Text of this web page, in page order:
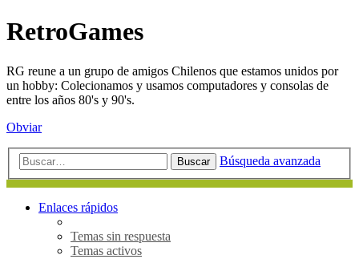
RetroGames
RG reune a un grupo de amigos Chilenos que estamos unidos por
un hobby: Colecionamos y usamos computadores y consolas de
entre los años 80's y 90's.
Obviar
Buscar Búsqueda avanzada
Enlaces rápidos
Temas sin respuesta
Temas activos